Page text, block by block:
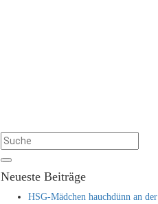
Neueste Beiträge
HSG-Mädchen hauchdünn an der